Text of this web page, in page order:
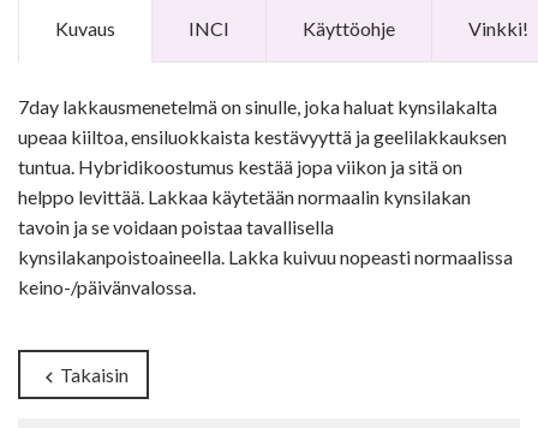
Kuvaus INCI Käyttöohje Vinkki!
7day lakkausmenetelmä on sinulle, joka haluat kynsilakalta
upeaa kiiltoa, ensiluokkaista kestävyyttä ja geelilakkauksen
tuntua. Hybridikoostumus kestää jopa viikon ja sitä on
helppo levittää. Lakkaa käytetään normaalin kynsilakan
tavoin ja se voidaan poistaa tavallisella
kynsilakanpoistoaineella. Lakka kuivuu nopeasti normaalissa
keino-/päivänvalossa.
chevron_left Takaisin